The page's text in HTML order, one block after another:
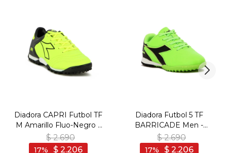
Diadora CAPRI Futbol TF
M Amarillo Fluo-Negro -
Amarillo Fluo-Negro
$ 2.690
$ 2.206
17
Diadora Futbol 5 TF
BARRICADE Men -
Verde/Negro - Verde-
Negro
$ 2.690
$ 2.206
17